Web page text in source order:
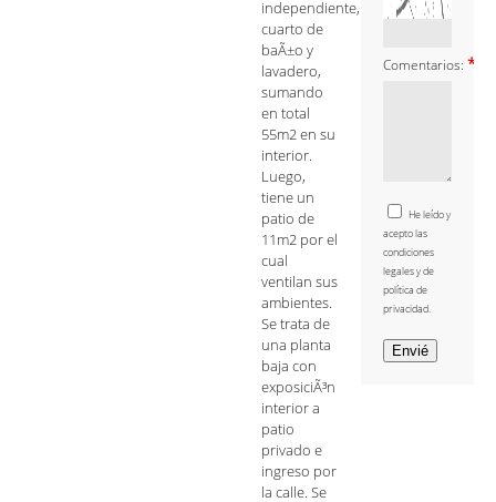
independiente,
cuarto de
baÃ±o y
lavadero,
sumando
en total
55m2 en su
interior.
Luego,
tiene un
patio de
11m2 por el
cual
ventilan sus
ambientes.
Se trata de
una planta
baja con
exposiciÃ³n
interior a
patio
privado e
ingreso por
la calle. Se
Comentarios: *
He leído y
acepto las
condiciones
legales y de
política de
privacidad.